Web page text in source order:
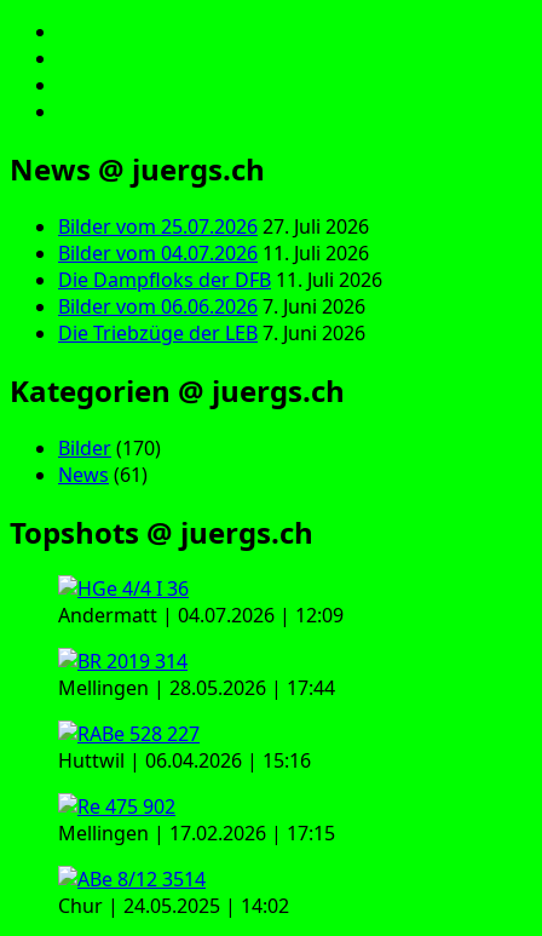
News @ juergs.ch
Bilder vom 25.07.202627. Juli 2026
Bilder vom 04.07.2026 11. Juli 2026
Die Dampfloks der DFB 11. Juli 2026
Bilder vom 06.06.20267. Juni 2026
Die Triebzüge der LEB7. Juni 2026
Kategorien @ juergs.ch
Bilder(170)
News (61)
Topshots @ juergs.ch
Andermatt | 04.07.2026 | 12:09
Mellingen | 28.05.2026 | 17:44
Huttwil | 06.04.2026 | 15:16
Mellingen | 17.02.2026 | 17:15
Chur | 24.05.2025 | 14:02